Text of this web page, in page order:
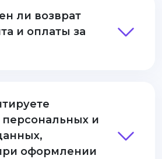
ли возврат
и оплаты за
персональных и
оформлении